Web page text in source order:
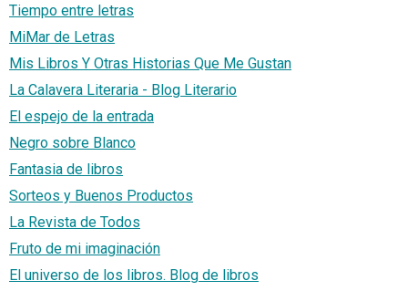
Tiempo entre letras
MiMar de Letras
Mis Libros Y Otras Historias Que Me Gustan
La Calavera Literaria - Blog Literario
El espejo de la entrada
Negro sobre Blanco
Fantasia de libros
Sorteos y Buenos Productos
La Revista de Todos
Fruto de mi imaginación
El universo de los libros. Blog de libros